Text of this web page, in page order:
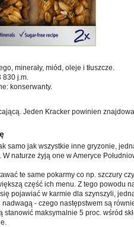
minerały, miód, oleje i tłuszcze.
830 j.m.
konserwanty.
Jeden Kracker powinien
samo jak wszystkie inne gryzonie,
naturze żyją one w Ameryce
te same pokarmy co np. szczury
część ich menu. Z tego powodu
pojawiać w karmie dla szynszyli,
- czego następstwem są
stanowić maksymalnie 5 proc. wśród